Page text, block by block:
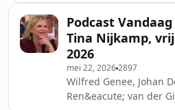
Catherine Keyl, slecht
Weghorst en een
liveonderbreking.See
omnystudio.com/
information.
Podcast
Tina Nijkamp,
2026
mei 22, 20262897
Wilfred Genee, Johan
Ren&eacute; van der